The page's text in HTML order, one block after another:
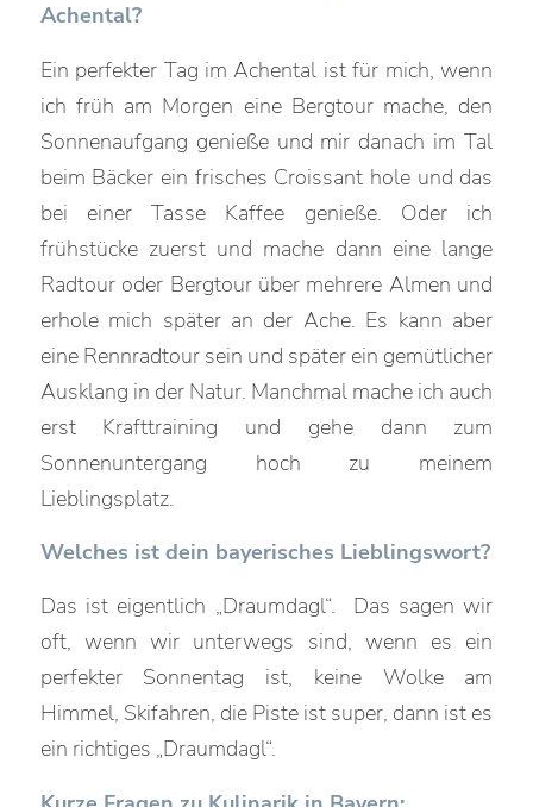
Achental?
Ein perfekter Tag im Achental ist für mich, wenn
ich früh am Morgen eine Bergtour mache, den
Sonnenaufgang genieße und mir danach im Tal
beim Bäcker ein frisches Croissant hole und das
bei einer Tasse Kaffee genieße. Oder ich
frühstücke zuerst und mache dann eine lange
Radtour oder Bergtour über mehrere Almen und
erhole mich später an der Ache. Es kann aber
eine Rennradtour sein und später ein gemütlicher
Ausklang in der Natur. Manchmal mache ich auch
erst Krafttraining und gehe dann zum
Sonnenuntergang hoch zu meinem
Lieblingsplatz.
Welches ist dein bayerisches Lieblingswort?
Das ist eigentlich „Draumdagl“. Das sagen wir
oft, wenn wir unterwegs sind, wenn es ein
perfekter Sonnentag ist, keine Wolke am
Himmel, Skifahren, die Piste ist super, dann ist es
ein richtiges „Draumdagl“.